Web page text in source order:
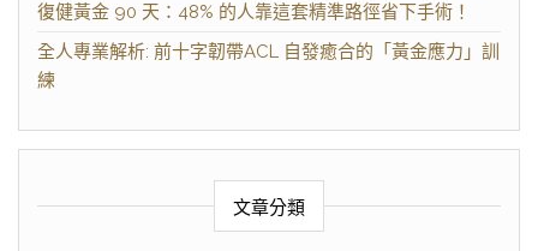
復健黃金 90 天：48% 的人靠這套精準路徑省下手術！
全人專業解析: 前十字韌帶ACL 自發癒合的「黃金應力」訓
練
文章分類